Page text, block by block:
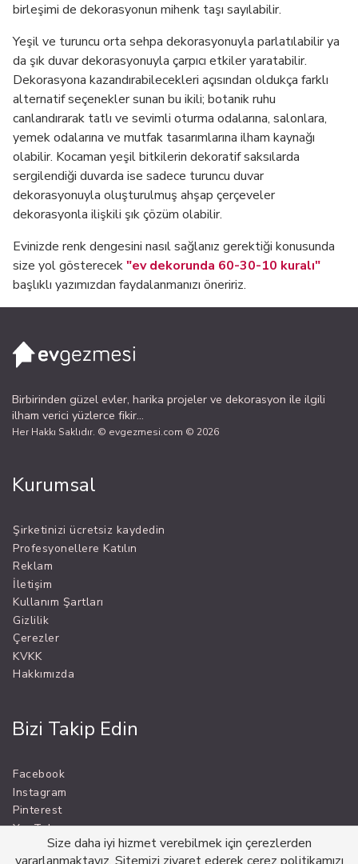
birleşimi de dekorasyonun mihenk taşı sayılabilir.
Yeşil ve turuncu orta sehpa dekorasyonuyla parlatılabilir ya
da şık duvar dekorasyonuyla çarpıcı etkiler yaratabilir.
Dekorasyona kazandırabilecekleri açısından oldukça farklı
alternatif seçenekler sunan bu ikili; botanik ruhu
canlandırarak tatlı ve sevimli oturma odalarına, salonlara,
yemek odalarına ve mutfak tasarımlarına ilham kaynağı
olabilir. Kocaman yeşil bitkilerin dekoratif saksılarda
sergilendiği duvarda ise sadece turuncu duvar
dekorasyonuyla oluşturulmuş ahşap çerçeveler
dekorasyonla ilişkili şık çözüm olabilir.
Evinizde renk dengesini nasıl sağlanız gerektiği konusunda
size yol gösterecek"ev dekorunda 60-30-10 kuralı"
başlıklı yazımızdan faydalanmanızı öneririz.
Birbirinden güzel evler, harika projeler ve dekorasyon ile ilgili
ilham verici yüzlerce fikir...
Her Hakkı Saklıdır. © evgezmesi.com © 2026
Kurumsal
Şirketinizi ücretsiz kaydedin
Profesyonellere Katılın
Reklam
İletişim
Kullanım Şartları
Gizlilik
Çerezler
KVKK
Hakkımızda
Bizi Takip Edin
Facebook
Instagram
Pinterest
YouTube
Size daha iyi hizmet verebilmek için çerezlerden